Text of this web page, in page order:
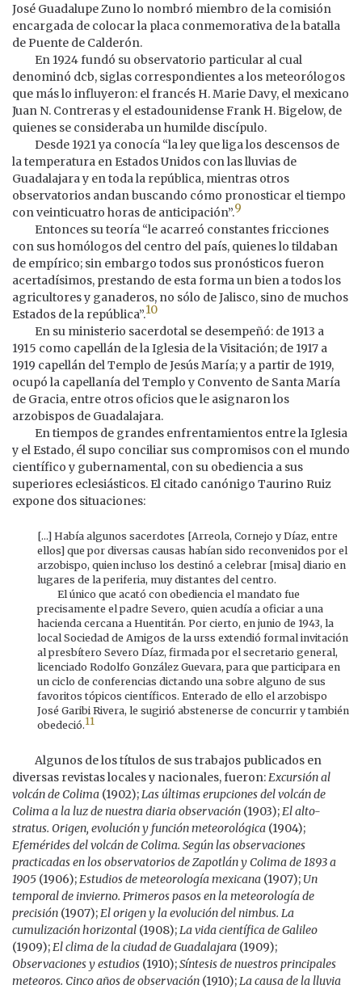
José Guadalupe Zuno lo nombró miembro de la comisión
encargada de colocar la placa conmemorativa de la batalla
de Puente de Calderón.
En 1924 fundó su observatorio particular al cual
denominó dcb, siglas correspondientes a los meteorólogos
que más lo influyeron: el francés H. Marie Davy, el mexicano
Juan N. Contreras y el estadounidense Frank H. Bigelow, de
quienes se consideraba un humilde discípulo.
Desde 1921 ya conocía “la ley que liga los descensos de
la temperatura en Estados Unidos con las lluvias de
Guadalajara y en toda la república, mientras otros
observatorios andan buscando cómo pronosticar el tiempo
con veinticuatro horas de anticipación”.9
Entonces su teoría “le acarreó constantes fricciones
con sus homólogos del centro del país, quienes lo tildaban
de empírico; sin embargo todos sus pronósticos fueron
acertadísimos, prestando de esta forma un bien a todos los
agricultores y ganaderos, no sólo de Jalisco, sino de muchos
Estados de la república”.10
En su ministerio sacerdotal se desempeñó: de 1913 a
1915 como capellán de la Iglesia de la Visitación; de 1917 a
1919 capellán del Templo de Jesús María; y a partir de 1919,
ocupó la capellanía del Templo y Convento de Santa María
de Gracia, entre otros oficios que le asignaron los
arzobispos de Guadalajara.
En tiempos de grandes enfrentamientos entre la Iglesia
y el Estado, él supo conciliar sus compromisos con el mundo
científico y gubernamental, con su obediencia a sus
superiores eclesiásticos. El citado canónigo Taurino Ruiz
expone dos situaciones:
[...] Había algunos sacerdotes [Arreola, Cornejo y Díaz, entre
ellos] que por diversas causas habían sido reconvenidos por el
arzobispo, quien incluso los destinó a celebrar [misa] diario en
lugares de la periferia, muy distantes del centro.
El único que acató con obediencia el mandato fue
precisamente el padre Severo, quien acudía a oficiar a una
hacienda cercana a Huentitán. Por cierto, en junio de 1943, la
local Sociedad de Amigos de la urss extendió formal invitación
al presbítero Severo Díaz, firmada por el secretario general,
licenciado Rodolfo González Guevara, para que participara en
un ciclo de conferencias dictando una sobre alguno de sus
favoritos tópicos científicos. Enterado de ello el arzobispo
José Garibi Rivera, le sugirió abstenerse de concurrir y también
obedeció.11
Algunos de los títulos de sus trabajos publicados en
diversas revistas locales y nacionales, fueron:Excursión al
volcán de Colima (1902);Las últimas erupciones del volcán de
Colima a la luz de nuestra diaria observación (1903);El alto-
stratus. Origen, evolución y función meteorológica (1904);
Efemérides del volcán de Colima. Según las observaciones
practicadas en los observatorios de Zapotlán y Colima de 1893 a
1905 (1906);Estudios de meteorología mexicana (1907); Un
temporal de invierno. Primeros pasos en la meteorología de
precisión (1907);El origen y la evolución del nimbus. La
cumulización horizontal (1908);La vida científica de Galileo
(1909);El clima de la ciudad de Guadalajara (1909);
Observaciones y estudios (1910);Síntesis de nuestros principales
meteoros. Cinco años de observación (1910);La causa de la lluvia